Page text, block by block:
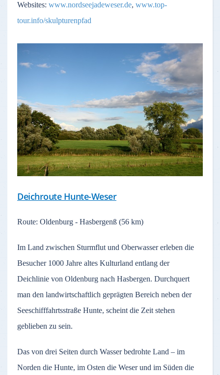
Websites: www.nordseejadeweser.de, www.top-
tour.info/skulpturenpfad
Deichroute Hunte-Weser
Route: Oldenburg - Hasbergenß (56 km)
Im Land zwischen Sturmflut und Oberwasser erleben die
Besucher 1000 Jahre altes Kulturland entlang der
Deichlinie von Oldenburg nach Hasbergen. Durchquert
man den landwirtschaftlich geprägten Bereich neben der
Seeschifffahrtsstraße Hunte, scheint die Zeit stehen
geblieben zu sein.
Das von drei Seiten durch Wasser bedrohte Land – im
Norden die Hunte, im Osten die Weser und im Süden die